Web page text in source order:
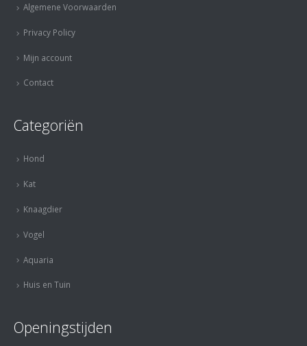
Algemene Voorwaarden
Privacy Policy
Mijn account
Contact
Categoriën
Hond
Kat
Knaagdier
Vogel
Aquaria
Huis en Tuin
Openingstijden